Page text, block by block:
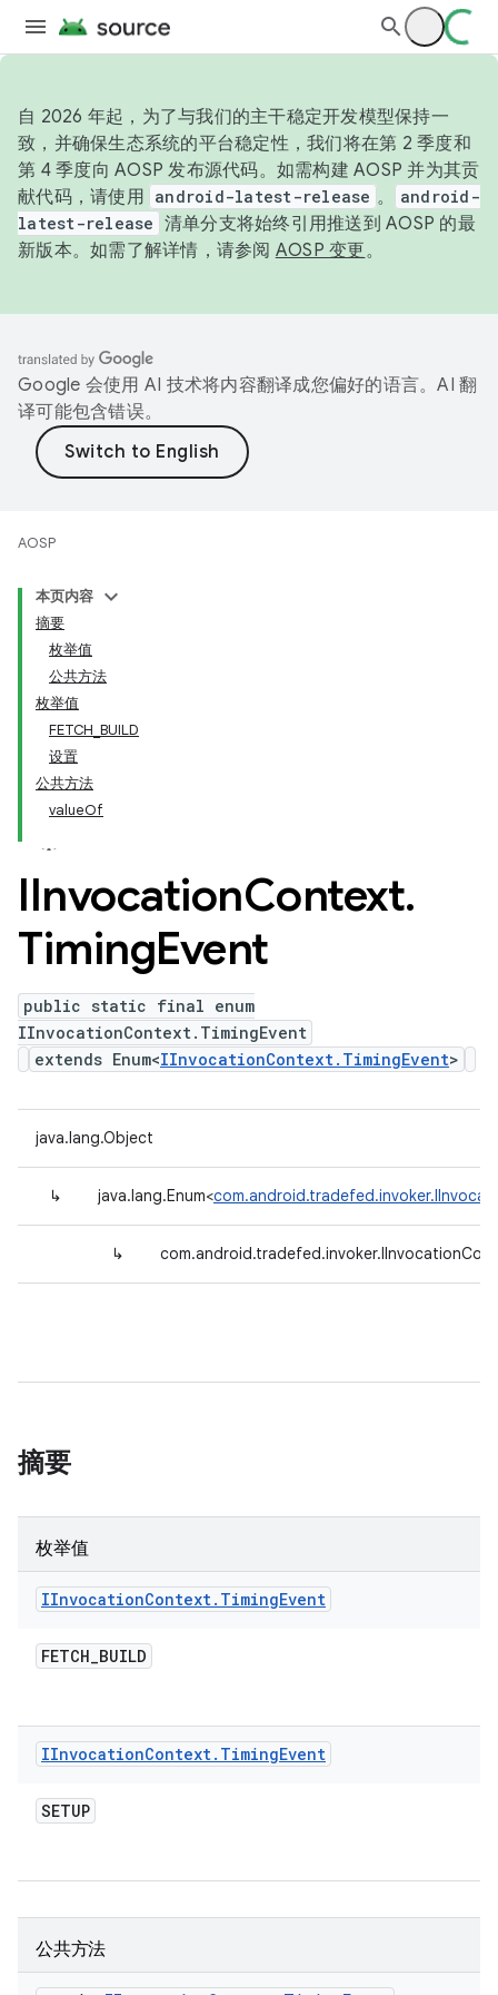
自 2026 年起，为了与我们的主干稳定开发模型保持一
致，并确保生态系统的平台稳定性，我们将在第 2 季度和
第 4 季度向 AOSP 发布源代码。如需构建 AOSP 并为其贡
献代码，请使用 android-latest-release 。
android-
latest-release 清单分支将始终引用推送到 AOSP 的最
新版本。如需了解详情，请参阅 AOSP 变更。
Google 会使用 AI 技术将内容翻译成您偏好的语言。AI 翻
译可能包含错误。
AOSP
本页内容
摘要
枚举值
公共方法
枚举值
FETCH_BUILD
设置
公共方法
valueOf
IInvocationContext.
TimingEvent
public static final enum
IInvocationContext.TimingEvent
extends Enum<IInvocationContext.TimingEvent>
java.lang.Object
↳ java.lang.Enum<
↳
摘要
枚举值
IInvocationContext. TimingEvent
FETCH_BUILD
IInvocationContext. TimingEvent
SETUP
公共方法